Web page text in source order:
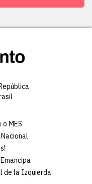
o MES
Nacional
de la Izquierda